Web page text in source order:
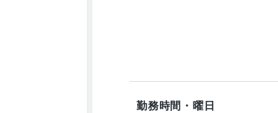
勤務時間・曜日